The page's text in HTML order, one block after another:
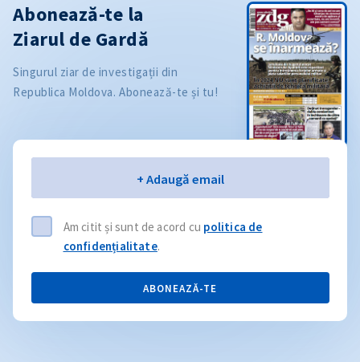
Abonează-te la
Ziarul de Gardă
Singurul ziar de investigații din
Republica Moldova. Abonează-te și tu!
+ Adaugă email
Am citit și sunt de acord cu politica de
confidențialitate.
ABONEAZĂ-TE